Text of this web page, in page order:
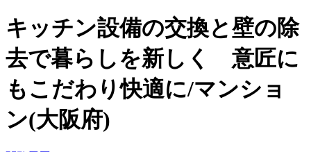
キッチン設備の交換と壁の除
去で暮らしを新しく 意匠に
もこだわり快適に/マンショ
ン(大阪府)